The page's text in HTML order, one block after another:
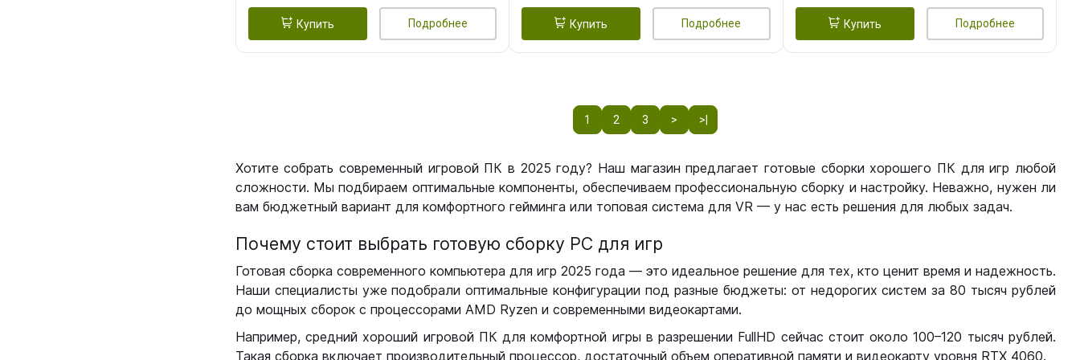
Купить Подробнее Купить Подробнее Купить Подробнее
1 2 3 > >|
Хотите собрать современный игровой ПК в 2025 году? Наш магазин предлагает готовые сборки хорошего ПК для игр любой
сложности. Мы подбираем оптимальные компоненты, обеспечиваем профессиональную сборку и настройку. Неважно, нужен ли
вам бюджетный вариант для комфортного гейминга или топовая система для VR — у нас есть решения для любых задач.
Почему стоит выбрать готовую сборку РС для игр
Готовая сборка современного компьютера для игр 2025 года — это идеальное решение для тех, кто ценит время и надежность.
Наши специалисты уже подобрали оптимальные конфигурации под разные бюджеты: от недорогих систем за 80 тысяч рублей
до мощных сборок с процессорами AMD Ryzen и современными видеокартами.
Например, средний хороший игровой ПК для комфортной игры в разрешении FullHD сейчас стоит около 100–120 тысяч рублей.
Такая сборка включает производительный процессор, достаточный объем оперативной памяти и видеокарту уровня RTX 4060.